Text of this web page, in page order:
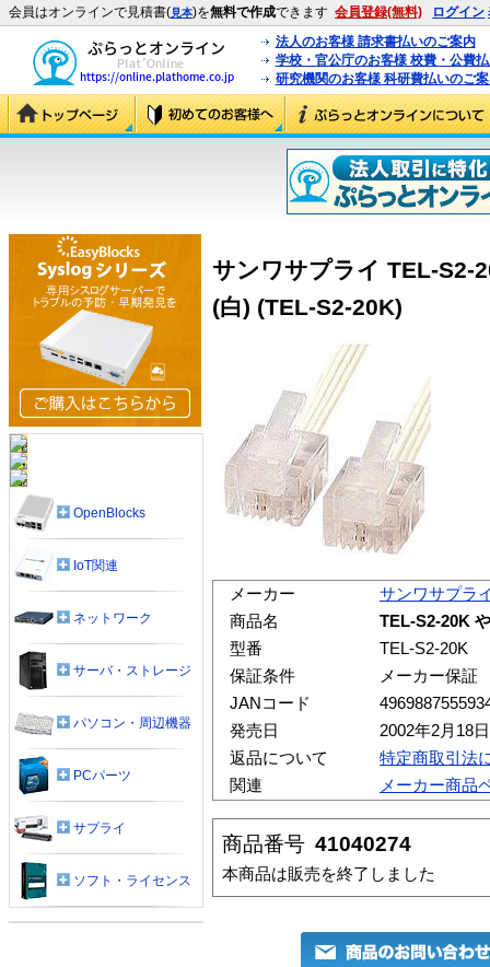
会員はオンラインで見積書(見本)を無料で作成できます 会員登録(無料) ログイン
法人のお客様 請求書払いのご案内
学校・官公庁のお客様 校費・公費
研究機関のお客様 科研費払いのご
サンワサプライ TEL-S2-
(白) (TEL-S2-20K)
メーカー
サンワサプラ
商品名
TEL-S2-20K
型番
TEL-S2-20K
保証条件
メーカー保証
JANコード
発売日
2002年2月18日
返品について
特定商取引法
関連
メーカー商品
商品番号 41040274
本商品は販売を終了しました
OpenBlocks
IoT関連
ネットワーク
サーバ・ストレージ
パソコン・周辺機器
PCパーツ
サプライ
ソフト・ライセンス